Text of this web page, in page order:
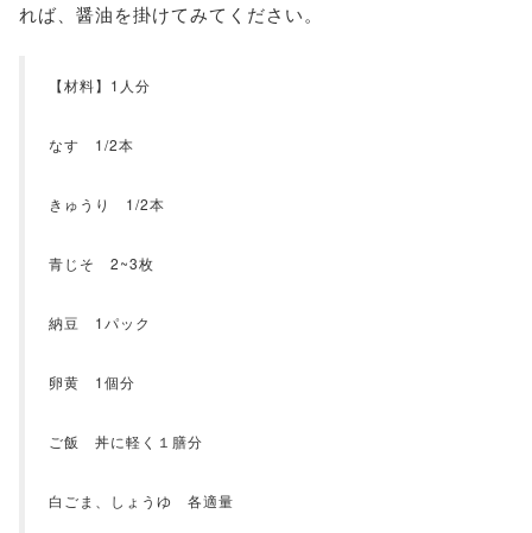
れば、醤油を掛けてみてください。
【材料】1人分
なす 1/2本
きゅうり 1/2本
青じそ 2~3枚
納豆 1パック
卵黄 1個分
ご飯 丼に軽く１膳分
白ごま、しょうゆ 各適量